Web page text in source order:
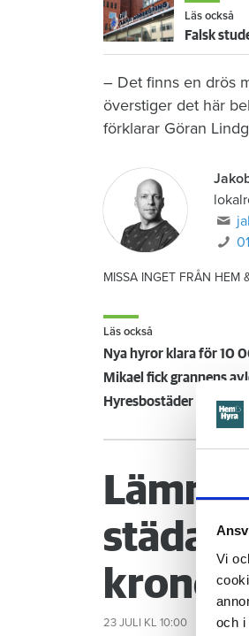
Vi
och i
Läs också
Falsk
– Det finns en drös
överstiger det här
förklarar Göran
MISSA INGET FRÅN HEM
Läs också
Nya hyror klara för 10
Mikael fick grannens
Hyresbostäder går 100
städa
kronor
23 JULI KL 10:00